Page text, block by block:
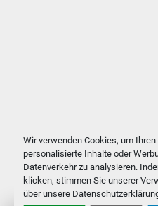
Wir verwenden Cookies, um
personalisierte Inhalte oder
Datenverkehr zu analysieren.
klicken, stimmen Sie unserer
über unsere